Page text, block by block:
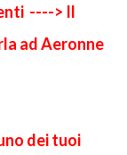
----> Il
ad Aeronne
dei tuoi